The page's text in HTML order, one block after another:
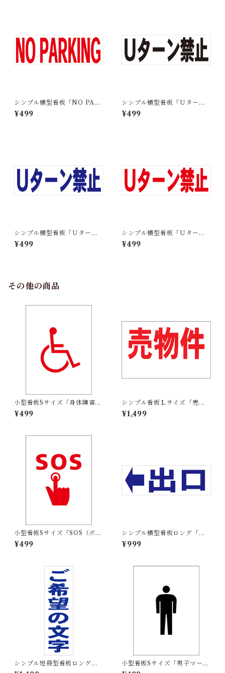
シンプル横型看板「NO PAR
KING(赤)」【その他】屋外可
¥499
シンプル横型看板「Ｕターン
禁止(黒)」【その他】屋外可
¥499
シンプル横型看板「Ｕターン
禁止(青)」【その他】屋外可
¥499
シンプル横型看板「Ｕターン
禁止(赤)」【その他】屋外可
¥499
その他の商品
小型看板Sサイズ「身体障害者
マーク（赤）」 屋外可【その
他・マーク】
¥499
シンプル看板Ｌサイズ「売物
件（余白付）」【不動産】屋
外可
¥1,499
小型看板Sサイズ「SOS（ボタ
ン）マーク（赤）」 屋外可
【その他・マーク】
¥499
シンプル横型看板ロング「出
口 左矢印(青)」【駐車場】屋
外可
¥999
シンプル短冊型看板ロング
「ご希望の文字（青）」【オ
小型看板Sサイズ「男子マーク
（黒）」 屋外可【その他・マ